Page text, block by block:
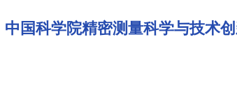
中国科学院精密测量科学与技术